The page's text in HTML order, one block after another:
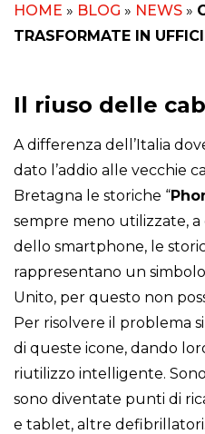
HOME » BLOG » NEWS »
TRASFORMATE IN UFFICI
Il riuso delle
A differenza dell’Italia
dato l’addio alle vecchie
Bretagna le storiche “
sempre meno utilizzate,
dello smartphone, le
rappresentano un
Unito, per questo non
Per risolvere il problema
di queste icone, dando
riutilizzo intelligente.
sono diventate punti di
e tablet, altre